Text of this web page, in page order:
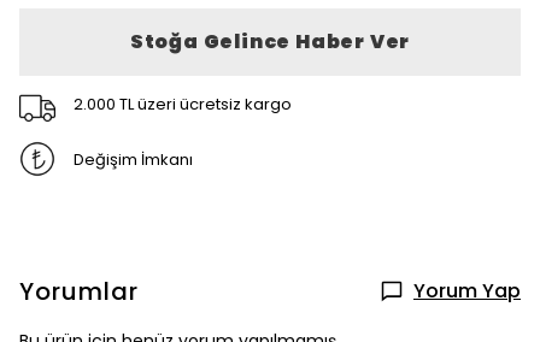
Stoğa Gelince Haber Ver
2.000 TL üzeri ücretsiz kargo
Değişim İmkanı
Yorumlar Yorum Yap